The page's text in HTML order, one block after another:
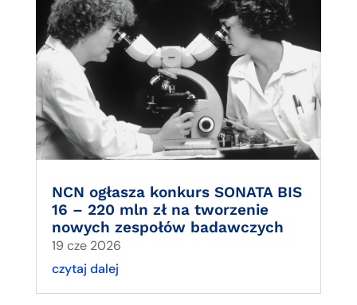
NCN ogłasza konkurs SONATA BIS
16 – 220 mln zł na tworzenie
nowych zespołów badawczych
19 cze 2026
czytaj dalej